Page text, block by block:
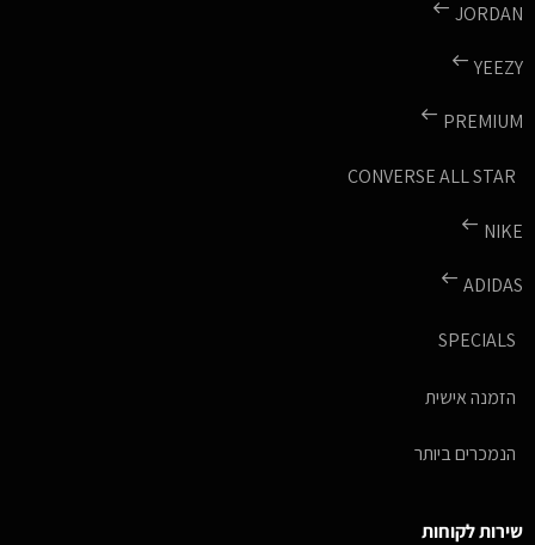
JORDAN
YEEZY
PREMIUM
CONVERSE ALL STAR
NIKE
ADIDAS
SPECIALS
הזמנה אישית
הנמכרים ביותר
שירות לקוחות